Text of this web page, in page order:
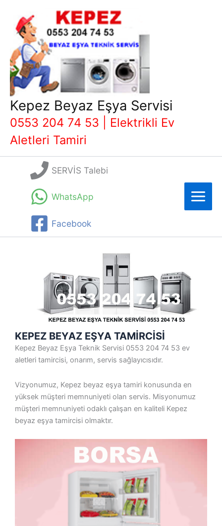
Kepez Beyaz Eşya Servisi
0553 204 74 53 | Elektrikli Ev
Aletleri Tamiri
SERVİS Talebi
WhatsApp
Facebook
KEPEZ BEYAZ EŞYA TAMİRCİSİ
Kepez Beyaz Eşya Teknik Servisi 0553 204 74 53 ev
aletleri tamircisi, onarım, servis sağlayıcısıdır.
Vizyonumuz, Kepez beyaz eşya tamiri konusunda en
yüksek müşteri memnuniyeti olan servis. Misyonumuz
müşteri memnuniyeti odaklı çalışan en kaliteli Kepez
beyaz eşya tamircisi olmaktır.